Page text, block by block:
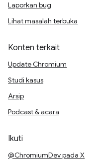
Laporkan bug
Lihat masalah terbuka
Konten terkait
Update Chromium
Studi kasus
Arsip
Podcast & acara
Ikuti
@ChromiumDev pada X